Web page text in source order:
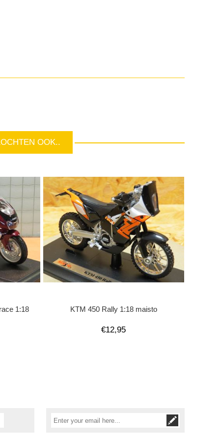
OOK..
1:18 KTM 450 Rally 1:18 maisto
€12,95